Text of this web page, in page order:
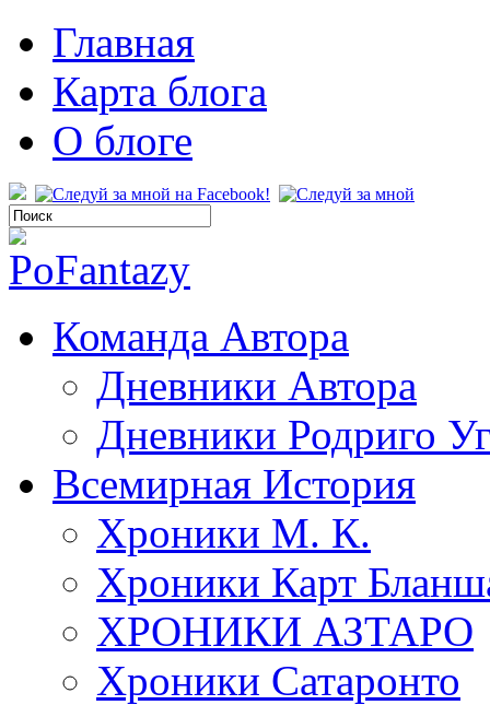
Главная
Карта блога
О блоге
Команда Автора
Дневники Автора
Дневники Родриго
Всемирная История
Хроники М. К.
Хроники Карт
ХРОНИКИ АЗТАРО
Хроники Сатаронто